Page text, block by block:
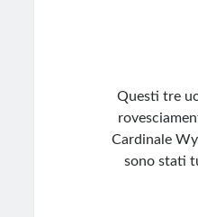
Questi tre
Cardinale
sono stati